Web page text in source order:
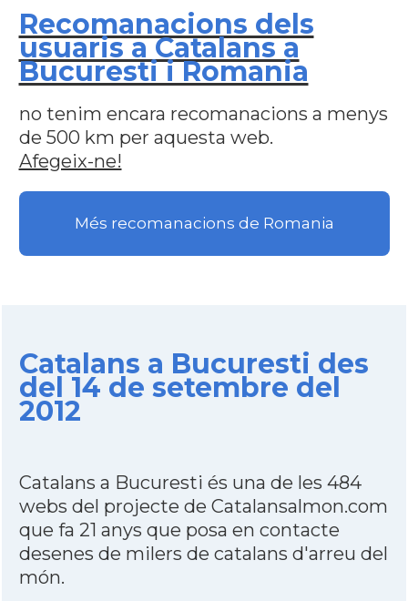
Recomanacions dels
usuaris a Catalans a
Bucuresti i Romania
no tenim encara recomanacions a menys
de 500 km per aquesta web.
Afegeix-ne!
Més recomanacions de Romania
Catalans a Bucuresti des
del 14 de setembre del
2012
Catalans a Bucuresti és una de les 484
webs del projecte de Catalansalmon.com
que fa 21 anys que posa en contacte
desenes de milers de catalans d'arreu del
món.